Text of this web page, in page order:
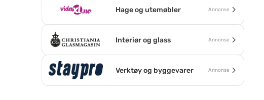
Hage og utemøbler Annonse
Interiør og glass Annonse
Verktøy og byggevarer Annonse